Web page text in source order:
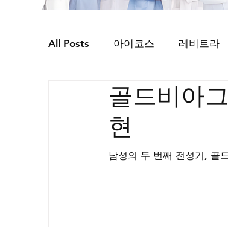
All Posts 아이코스 레비트라
골드시알리스 프릴리지
골드비아
현
남성의 두 번째 전성기, 골